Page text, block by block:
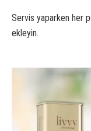
Servis yaparken her
ekleyin.